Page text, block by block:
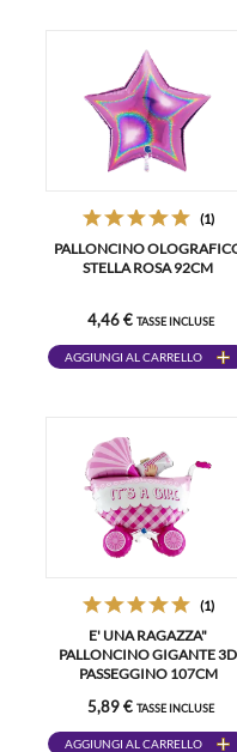
(1)
PALLONCINO
STELLA ROSA 92CM
4,46 € TASSE INCLUSE
AGGIUNGI AL CARRELLO
(1)
E' UNA RAGAZZA"
PALLONCINO GIGANTE 3D
PASSEGGINO 107CM
5,89 € TASSE INCLUSE
AGGIUNGI AL CARRELLO